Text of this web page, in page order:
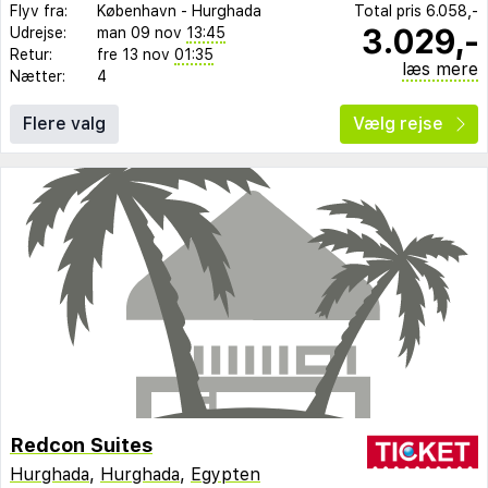
Flyv fra: København - Hurghada
Udrejse:
man 09 nov 13:45
Retur:
fre 13 nov 01:35
Nætter:
4
Total pris 6.058,-
3.029,-
læs mere
Flere valg Vælg rejse
Redcon Suites
Hurghada, Hurghada, Egypten